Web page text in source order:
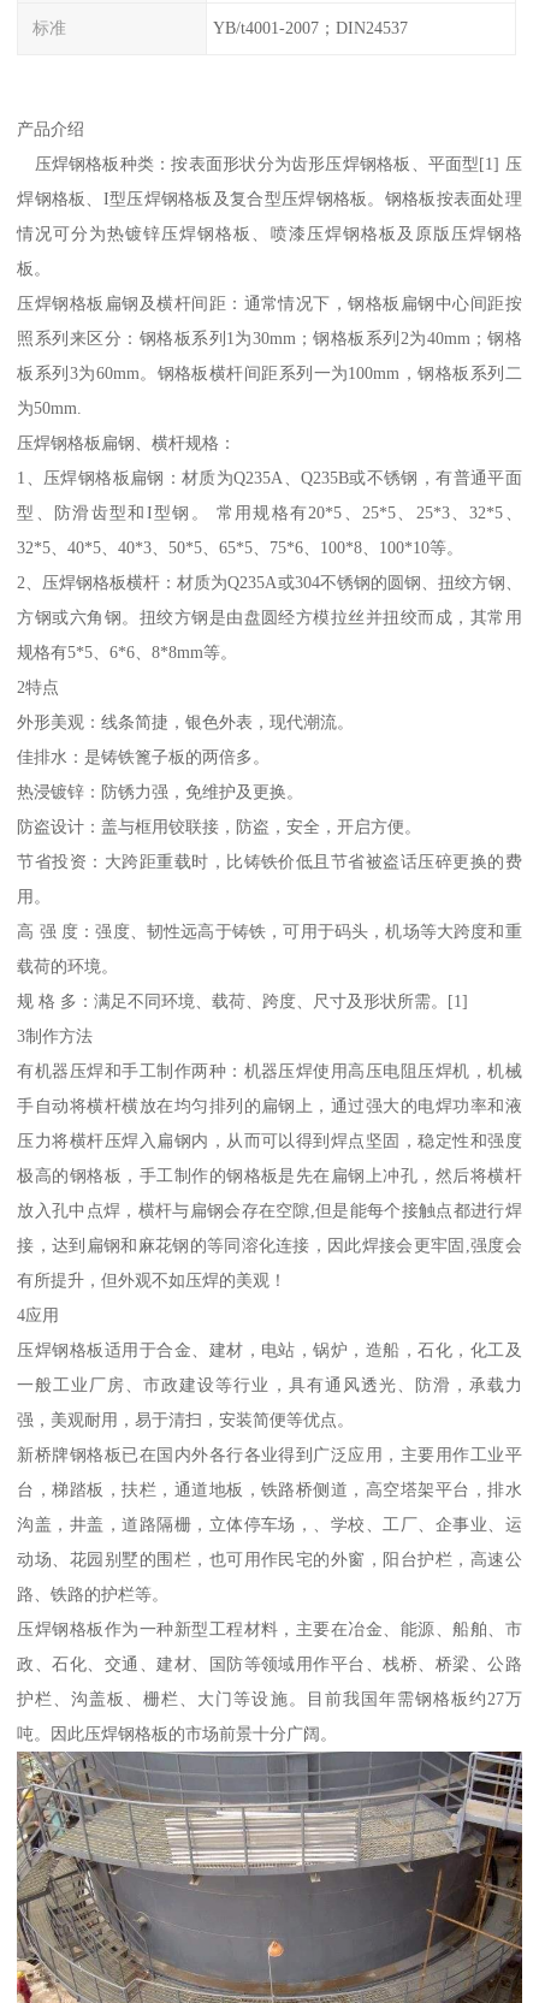
标准 YB/t4001-2007；DIN24537
产品介绍
压焊钢格板种类：按表面形状分为齿形压焊钢格板、平面型[1] 压
焊钢格板、I型压焊钢格板及复合型压焊钢格板。钢格板按表面处理
情况可分为热镀锌压焊钢格板、喷漆压焊钢格板及原版压焊钢格
板。
压焊钢格板扁钢及横杆间距：通常情况下，钢格板扁钢中心间距按
照系列来区分：钢格板系列1为30mm；钢格板系列2为40mm；钢格
板系列3为60mm。钢格板横杆间距系列一为100mm，钢格板系列二
为50mm.
压焊钢格板扁钢、横杆规格：
1、压焊钢格板扁钢：材质为Q235A、Q235B或不锈钢，有普通平面
型、防滑齿型和I型钢。 常用规格有20*5、25*5、25*3、32*5、
32*5、40*5、40*3、50*5、65*5、75*6、100*8、100*10等。
2、压焊钢格板横杆：材质为Q235A或304不锈钢的圆钢、扭绞方钢、
方钢或六角钢。扭绞方钢是由盘圆经方模拉丝并扭绞而成，其常用
规格有5*5、6*6、8*8mm等。
2特点
外形美观：线条简捷，银色外表，现代潮流。
佳排水：是铸铁篦子板的两倍多。
热浸镀锌：防锈力强，免维护及更换。
防盗设计：盖与框用铰联接，防盗，安全，开启方便。
节省投资：大跨距重载时，比铸铁价低且节省被盗话压碎更换的费
用。
高 强 度：强度、韧性远高于铸铁，可用于码头，机场等大跨度和重
载荷的环境。
规 格 多：满足不同环境、载荷、跨度、尺寸及形状所需。[1]
3制作方法
有机器压焊和手工制作两种：机器压焊使用高压电阻压焊机，机械
手自动将横杆横放在均匀排列的扁钢上，通过强大的电焊功率和液
压力将横杆压焊入扁钢内，从而可以得到焊点坚固，稳定性和强度
极高的钢格板，手工制作的钢格板是先在扁钢上冲孔，然后将横杆
放入孔中点焊，横杆与扁钢会存在空隙,但是能每个接触点都进行焊
接，达到扁钢和麻花钢的等同溶化连接，因此焊接会更牢固,强度会
有所提升，但外观不如压焊的美观！
4应用
压焊钢格板适用于合金、建材，电站，锅炉，造船，石化，化工及
一般工业厂房、市政建设等行业，具有通风透光、防滑，承载力
强，美观耐用，易于清扫，安装简便等优点。
新桥牌钢格板已在国内外各行各业得到广泛应用，主要用作工业平
台，梯踏板，扶栏，通道地板，铁路桥侧道，高空塔架平台，排水
沟盖，井盖，道路隔栅，立体停车场，、学校、工厂、企事业、运
动场、花园别墅的围栏，也可用作民宅的外窗，阳台护栏，高速公
路、铁路的护栏等。
压焊钢格板作为一种新型工程材料，主要在冶金、能源、船舶、市
政、石化、交通、建材、国防等领域用作平台、栈桥、桥梁、公路
护栏、沟盖板、栅栏、大门等设施。目前我国年需钢格板约27万
吨。因此压焊钢格板的市场前景十分广阔。